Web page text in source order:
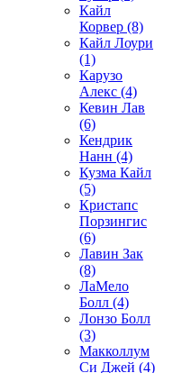
Кайл
Корвер (8)
Кайл Лоури
(1)
Карузо
Алекс (4)
Кевин Лав
(6)
Кендрик
Нанн (4)
Кузма Кайл
(5)
Кристапс
Порзингис
(6)
Лавин Зак
(8)
ЛаМело
Болл (4)
Лонзо Болл
(3)
Макколлум
Си Джей (4)